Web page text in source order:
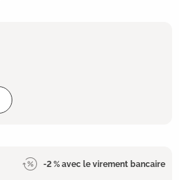
-2 % avec le virement bancaire